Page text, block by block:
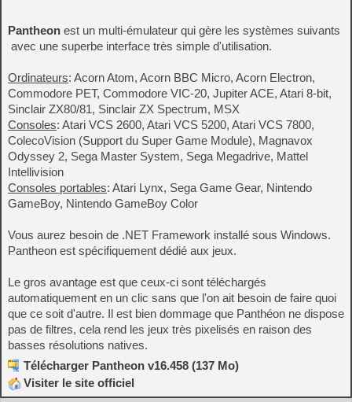
Pantheon est un multi-émulateur qui gère les systèmes suivants
avec une superbe interface très simple d'utilisation.
Ordinateurs: Acorn Atom, Acorn BBC Micro, Acorn Electron,
Commodore PET, Commodore VIC-20, Jupiter ACE, Atari 8-bit,
Sinclair ZX80/81, Sinclair ZX Spectrum, MSX
Consoles: Atari VCS 2600, Atari VCS 5200, Atari VCS 7800,
ColecoVision (Support du Super Game Module), Magnavox
Odyssey 2, Sega Master System, Sega Megadrive, Mattel
Intellivision
Consoles portables: Atari Lynx, Sega Game Gear, Nintendo
GameBoy, Nintendo GameBoy Color
Vous aurez besoin de .NET Framework installé sous Windows.
Pantheon est spécifiquement dédié aux jeux.
Le gros avantage est que ceux-ci sont téléchargés
automatiquement en un clic sans que l'on ait besoin de faire quoi
que ce soit d'autre. Il est bien dommage que Panthéon ne dispose
pas de filtres, cela rend les jeux très pixelisés en raison des
basses résolutions natives.
Télécharger Pantheon v16.458 (137 Mo)
Visiter le site officiel